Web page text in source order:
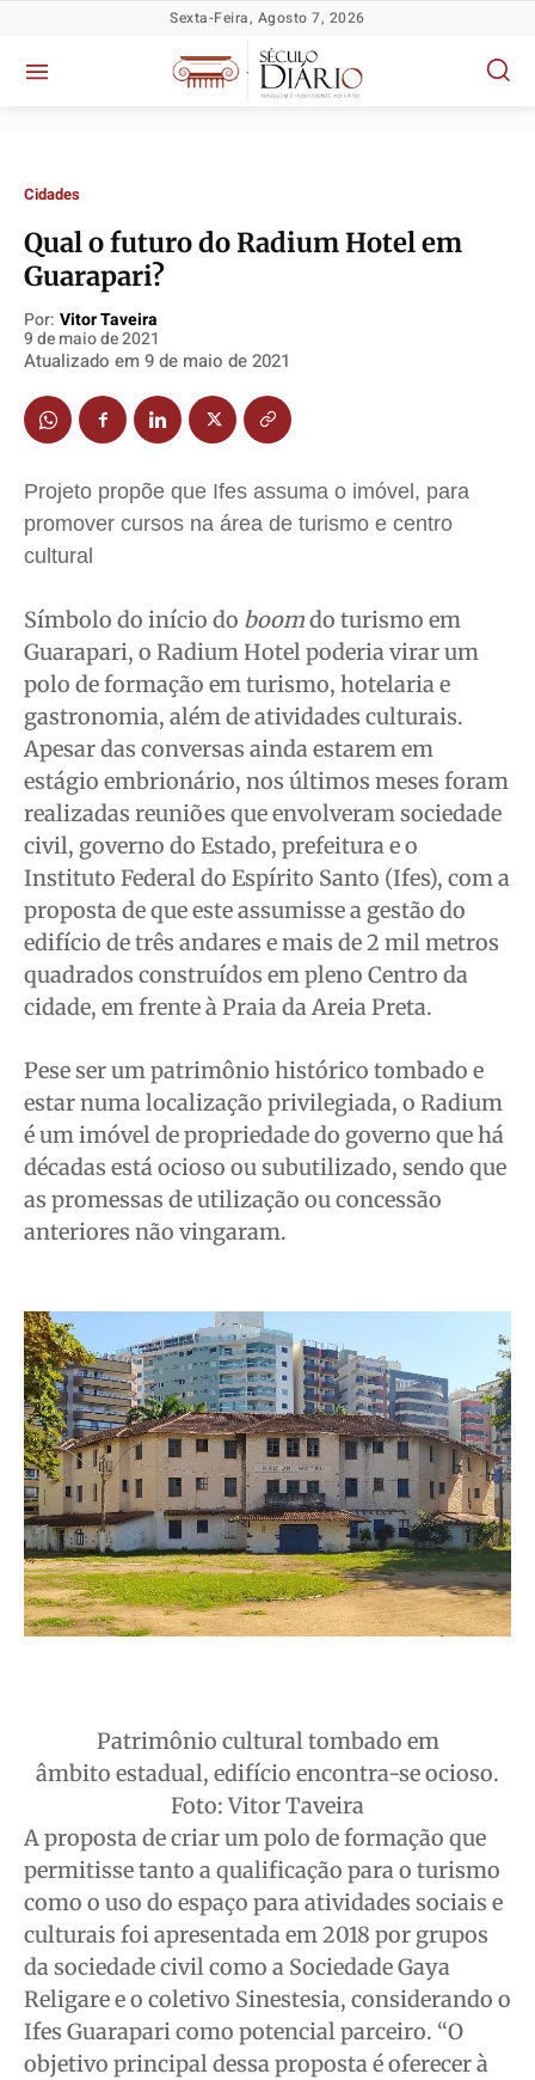
Política
TV Século
Segurança
Meio Ambiente
Saúde
Cidades
Direitos
Economia
Colunas
Caetano Roque
Gustavo Bastos
Jr Mignone (in memorian)
Wanda Sily
Publicidade Legal
Anuncie
Quem Somos
Expediente
Anuncie
Termos de Uso
Privacidade
Política
TV Século
Segurança
Meio Ambiente
Saúde
Cidades
Direitos
Economia
Colunas
Caetano Roque
Gustavo Bastos
Jr Mignone (in memorian)
Wanda Sily
Publicidade Legal
Anuncie
Quem Somos
Expediente
Anuncie
Termos de Uso
Privacidade
Política
TV Século
Segurança
Meio Ambiente
Saúde
Cidades
Direitos
Economia
Colunas
Caetano Roque
Gustavo Bastos
Jr Mignone (in memorian)
Wanda Sily
Publicidade Legal
Anuncie
Quem Somos
Expediente
Anuncie
Termos de Uso
Privacidade
Política
TV Século
Segurança
Meio Ambiente
Saúde
Cidades
Direitos
Economia
Colunas
Caetano Roque
Gustavo Bastos
Jr Mignone (in memorian)
Wanda Sily
Publicidade Legal
Anuncie
Quem Somos
Expediente
Anuncie
Termos de Uso
Privacidade
Sexta-Feira, Agosto 7, 2026
Cidades
Qual o futuro do Radium Hotel em
Guarapari?
Por: Vitor Taveira
9 de maio de 2021
Atualizado em 9 de maio de 2021
Projeto propõe que Ifes assuma o imóvel, para
promover cursos na área de turismo e centro
cultural
Símbolo do início do boomdo turismo em
Guarapari, o Radium Hotel poderia virar um
polo de formação em turismo, hotelaria e
gastronomia, além de atividades culturais.
Apesar das conversas ainda estarem em
estágio embrionário, nos últimos meses foram
realizadas reuniões que envolveram sociedade
civil, governo do Estado, prefeitura e o
Instituto Federal do Espírito Santo (Ifes), com a
proposta de que este assumisse a gestão do
edifício de três andares e mais de 2 mil metros
quadrados construídos em pleno Centro da
cidade, em frente à Praia da Areia Preta.
Pese ser um patrimônio histórico tombado e
estar numa localização privilegiada, o Radium
é um imóvel de propriedade do governo que há
décadas está ocioso ou subutilizado, sendo que
as promessas de utilização ou concessão
anteriores não vingaram.
Patrimônio cultural tombado em
âmbito estadual, edifício encontra-se ocioso.
Foto: Vitor Taveira
A proposta de criar um polo de formação que
permitisse tanto a qualificação para o turismo
como o uso do espaço para atividades sociais e
culturais foi apresentada em 2018 por grupos
da sociedade civil como a Sociedade Gaya
Religare e o coletivo Sinestesia, considerando o
Ifes Guarapari como potencial parceiro. “O
objetivo principal dessa proposta é oferecer à